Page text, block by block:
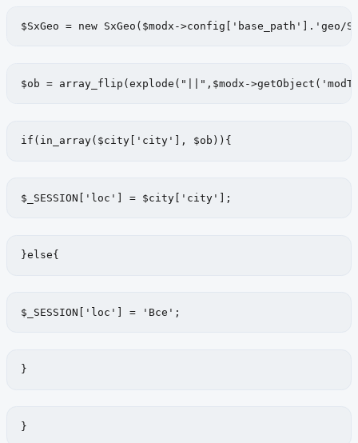
$SxGeo = new SxGeo($modx->config['base_path'].'geo/
$ob = array_flip(explode("||",$modx-
if(in_array($city['city'], $ob)){
$_SESSION['loc'] = $city['city'];
}else{
$_SESSION['loc'] = 'Все';
}
}